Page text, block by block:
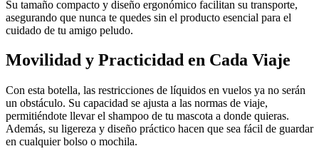
Su tamaño compacto y diseño ergonómico facilitan su transporte,
asegurando que nunca te quedes sin el producto esencial para el
cuidado de tu amigo peludo.
Movilidad y Practicidad en Cada Viaje
Con esta botella, las restricciones de líquidos en vuelos ya no serán
un obstáculo. Su capacidad se ajusta a las normas de viaje,
permitiéndote llevar el shampoo de tu mascota a donde quieras.
Además, su ligereza y diseño práctico hacen que sea fácil de guardar
en cualquier bolso o mochila.